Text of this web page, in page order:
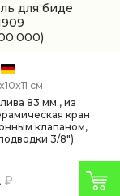
для биде
см
83 мм., из
кран
клапаном,
3/8")